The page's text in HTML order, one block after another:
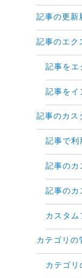
記事の更新
記事のエク
記事をエ
記事をイ
記事のカス
記事で利
記事のカ
記事のカ
カスタム
カテゴリの
カテゴリ